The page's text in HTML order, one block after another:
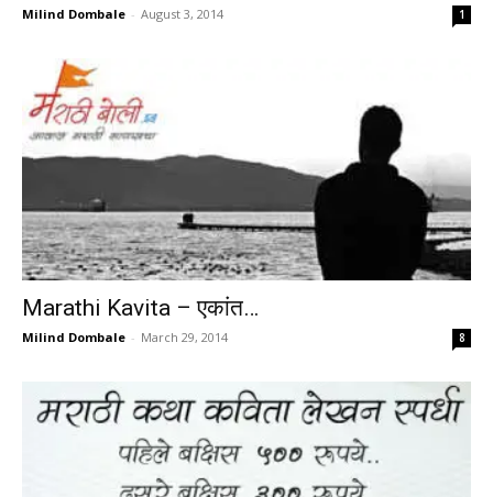
Milind Dombale - August 3, 2014 1
​Marathi Kavita – एकांत…
Milind Dombale - March 29, 2014 8